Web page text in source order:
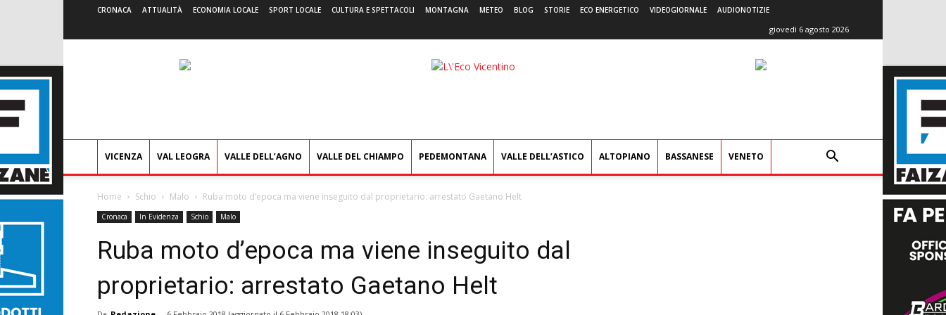
CRONACA ATTUALITÀ ECONOMIA LOCALE SPORT LOCALE CULTURA E SPETTACOLI MONTAGNA METEO BLOG STORIE ECO ENERGETICO VIDEOGIORNALE AUDIONOTIZIE
giovedì 6 agosto 2026
L'Eco
VICENZA VAL LEOGRA VALLE DELL’AGNO VALLE DEL CHIAMPO PEDEMONTANA VALLE DELL’ASTICO ALTOPIANO BASSANESE VENETO
Home Schio Malo Ruba moto d’epoca ma viene inseguito dal proprietario: arrestato Gaetano Helt
Cronaca In Evidenza Schio Malo
Ruba moto d’epoca ma viene inseguito dal
proprietario: arrestato Gaetano Helt